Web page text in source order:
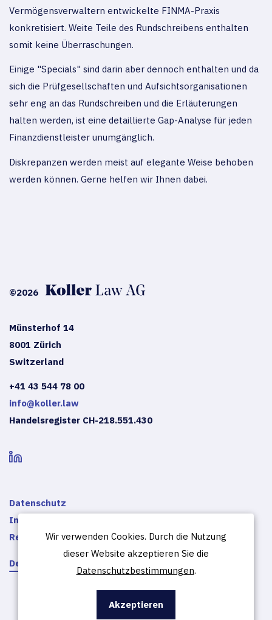
Vermögensverwaltern entwickelte FINMA-Praxis
konkretisiert. Weite Teile des Rundschreibens enthalten
somit keine Überraschungen.
Einige "Specials" sind darin aber dennoch enthalten und da
sich die Prüfgesellschaften und Aufsichtsorganisationen
sehr eng an das Rundschreiben und die Erläuterungen
halten werden, ist eine detaillierte Gap-Analyse für jeden
Finanzdienstleister unumgänglich.
Diskrepanzen werden meist auf elegante Weise behoben
werden können. Gerne helfen wir Ihnen dabei.
©2026
Münsterhof 14
8001 Zürich
Switzerland
+41 43 544 78 00
info@koller.law
Handelsregister CH-218.551.430
Datenschutz
Impressum
Rechtliche Hinweise
De
Wir verwenden Cookies. Durch die Nutzung
dieser Website akzeptieren Sie die
Datenschutzbestimmungen.
Akzeptieren